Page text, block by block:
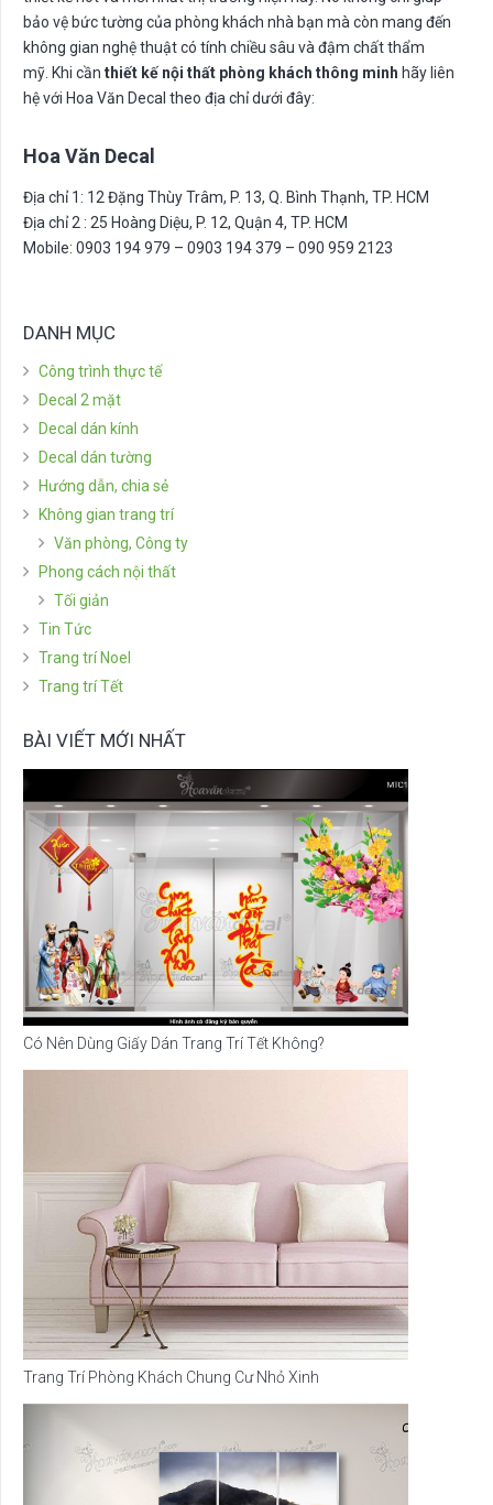
bảo vệ bức tường của phòng khách nhà bạn mà còn mang đến
không gian nghệ thuật có tính chiều sâu và đậm chất thẩm
mỹ. Khi cần thiết kế nội thất phòng khách thông minh hãy liên
hệ với Hoa Văn Decal theo địa chỉ dưới đây:
Hoa Văn Decal
Địa chỉ 1: 12 Đặng Thùy Trâm, P. 13, Q. Bình Thạnh, TP. HCM
Địa chỉ 2 : 25 Hoàng Diệu, P. 12, Quận 4, TP. HCM
Mobile: 0903 194 979 – 0903 194 379 – 090 959 2123
DANH MỤC
Công trình thực tế
Decal 2 mặt
Decal dán kính
Decal dán tường
Hướng dẫn, chia sẻ
Không gian trang trí
Văn phòng, Công ty
Phong cách nội thất
Tối giản
Tin Tức
Trang trí Noel
Trang trí Tết
BÀI VIẾT MỚI NHẤT
Có Nên Dùng Giấy Dán Trang Trí Tết Không?
Trang Trí Phòng Khách Chung Cư Nhỏ Xinh